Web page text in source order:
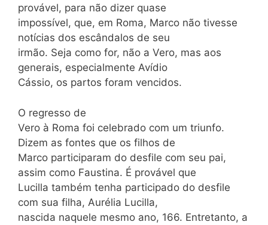
provável, para não dizer quase
impossível, que, em Roma, Marco não tivesse
notícias dos escândalos de seu
irmão. Seja como for, não a Vero, mas aos
generais, especialmente Avídio
Cássio, os partos foram vencidos.
O regresso de
Vero à Roma foi celebrado com um triunfo.
Dizem as fontes que os filhos de
Marco participaram do desfile com seu pai,
assim como Faustina. É provável que
Lucilla também tenha participado do desfile
com sua filha, Aurélia Lucilla,
nascida naquele mesmo ano, 166. Entretanto, a